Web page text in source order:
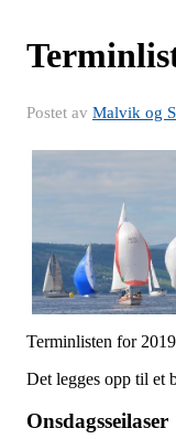
Postet av Malvik og
Terminlisten for
Det legges opp til et
Onsdagsseilaser